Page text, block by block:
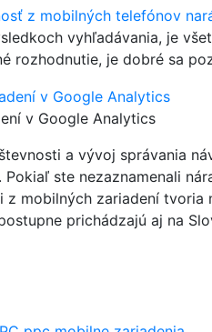
z mobilných telefónov
vyhľadávania, je
rozhodnutie, je dobré sa
v Google Analytics
a vývoj správania
ste nezaznamenali
z mobilných zariadení
prichádzajú aj na